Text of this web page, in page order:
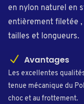
en nylon naturel en
entièrement filetée
tailles et longueurs.
Avantages
Les excellentes
tenue mécanique du
choc et au frottement.